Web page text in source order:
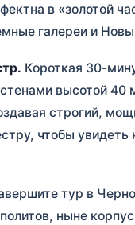
в «золотой
галереи и
Короткая 30-
высотой
строгий,
чтобы
тур в
ныне